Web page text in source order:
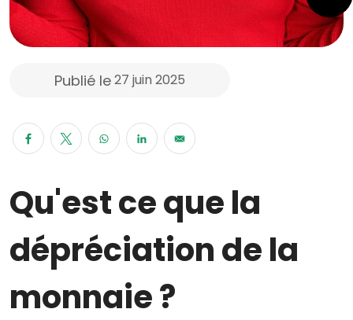
Publié le27 juin 2025
Qu'est ce que la
dépréciation de la
monnaie ?